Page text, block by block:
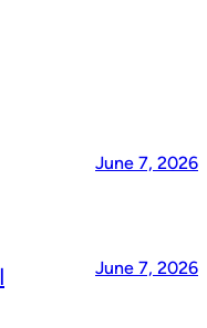
June 7, 2026
June 7, 2026